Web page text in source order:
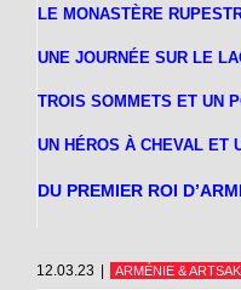
LE MONASTÈRE
UNE JOURNÉE SUR LE
TROIS SOMMETS ET UN
UN HÉROS À CHEVAL ET
DU PREMIER ROI
12.03.23 | ARMÉNIE &